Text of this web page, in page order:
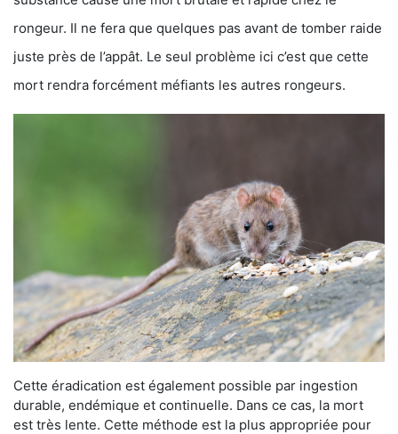
rongeur. Il ne fera que quelques pas avant de tomber raide
juste près de l’appât. Le seul problème ici c’est que cette
mort rendra forcément méfiants les autres rongeurs.
Cette éradication est également possible par ingestion
durable, endémique et continuelle. Dans ce cas, la mort
est très lente. Cette méthode est la plus appropriée pour